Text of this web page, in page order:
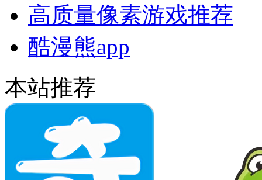
高质量像素游戏推荐
酷漫熊app
本站推荐